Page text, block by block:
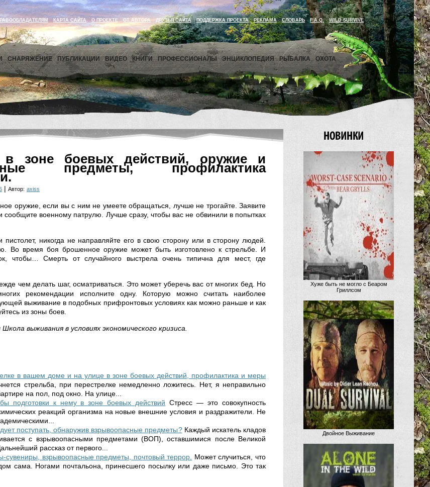
КАРТА САЙТА О ПРОЕКТЕ ОТ АВТОРА ДРУЗЬЯ САЙТА ПОДДЕРЖКА ПРОЕКТА РЕКЛАМА СЛОВАРЬ F.A.Q. WILD SURVIVE
СНАРЯЖЕНИЕ ПУБЛИКАЦИИ ВИДЕО КНИГИ ПРОФЕССИОНАЛЫ ЭНЦИКЛОПЕДИЯ РЫБАЛКА ОХОТА
в зоне боевых действий, оружие и
предметы, профилактика
| Автор: axiss
оружие, если вы с ним не умеете обращаться, лучше не трогайте. Заявите
сообщите военному патрулю. Лучше сразу, чтобы вас не обвинили в попытках
никогда не направляйте его в свою сторону или в сторону людей.
Во время боя брошенное оружие может быть изготовлено к стрельбе. И
чтобы… Смерть от случайного выстрела очень типична для мест, где
чем делать шаг, осматриваться.
Это может уберечь вас от многих бед. Но
рекомендации исполните одну. Которую можно считать наиболее
выживание в подобных прифронтовых условиях как можно раньше и как
из зоны боев.
выживания в условиях экономического кризиса.
в вашем доме и на улице в зоне боевых действий, профилактика и меры
стрельба, при перестрелке немедленно ложитесь. Нет, я неправильно
на пол, под окно. На улице...
подготовки к нему в зоне боевых действий Стресс — это совокупность
реакций организма на новые внешние условия и раздражители. Не
поступать, обнаружив взрывоопасные предметы? Каждый искатель кладов
с взрывоопасными предметами (ВОП), оставшимися после Великой
рассказ от первого...
взрывоопасные предметы, почтовый террор.
Может случиться, что
сама. Ногами почтальона, принесшего посылку или даже письмо. Это так
Хуже быть не могло с Беаром
Гриллсом
Двойное Выживание